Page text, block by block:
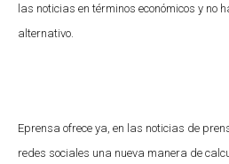
las noticias en términos económicos y no
alternativo.
Eprensa ofrece ya, en las noticias de
redes sociales una nueva manera de